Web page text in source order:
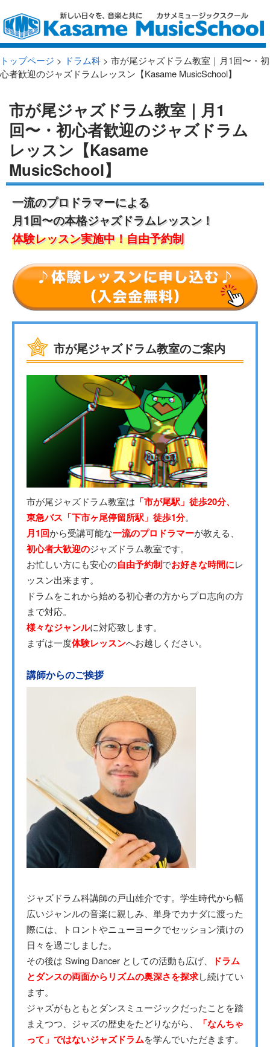
トップページ > ドラム科 > 市が尾ジャズドラム教室｜月1回〜・初
心者歓迎のジャズドラムレッスン【Kasame MusicSchool】
市が尾ジャズドラム教室｜月1
回〜・初心者歓迎のジャズドラム
レッスン【Kasame
MusicSchool】
一流のプロドラマーによる
月1回〜の本格ジャズドラムレッスン！
体験レッスン実施中！自由予約制
市が尾ジャズドラム教室のご案内
市が尾ジャズドラム教室は 「市が尾駅」徒歩20分、
東急バス「下市ヶ尾停留所駅」徒歩1分。
月1回から受講可能な一流のプロドラマーが教える、
初心者大歓迎のジャズドラム教室です。
お忙しい方にも安心の自由予約制でお好きな時間にレ
ッスン出来ます。
ドラムをこれから始める初心者の方からプロ志向の方
まで対応。
様々なジャンルに対応致します。
まずは一度体験レッスンへお越しください。
講師からのご挨拶
ジャズドラム科講師の戸山雄介です。学生時代から幅
広いジャンルの音楽に親しみ、単身でカナダに渡った
際には、トロントやニューヨークでセッション漬けの
日々を過ごしました。
その後は Swing Dancer としての活動も広げ、
ドラム
とダンスの両面からリズムの奥深さを探求し続けてい
ます。
ジャズがもともとダンスミュージックだったことを踏
まえつつ、ジャズの歴史をたどりながら、
「なんちゃ
って」ではないジャズドラムを学んでいただきます。